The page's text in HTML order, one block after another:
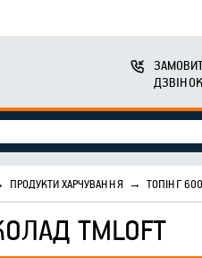
ПРОДУКТИ ХАРЧУВАННЯ → ТОПІНГ
ТМLOFT